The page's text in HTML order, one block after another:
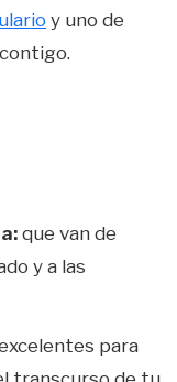
y uno de
que van de
y a las
para